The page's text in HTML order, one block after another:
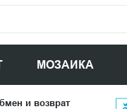
МОЗАИКА
и возврат